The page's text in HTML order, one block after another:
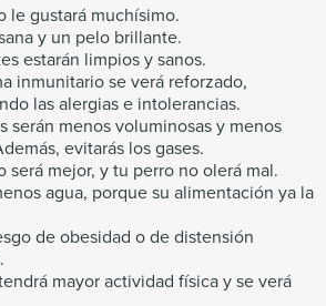
le gustará muchísimo.
y un pelo brillante.
estarán limpios y sanos.
inmunitario se verá reforzado,
las alergias e intolerancias.
serán menos voluminosas y menos
evitarás los gases.
será mejor, y tu perro no olerá mal.
agua, porque su alimentación ya la
de obesidad o de distensión
mayor actividad física y se verá